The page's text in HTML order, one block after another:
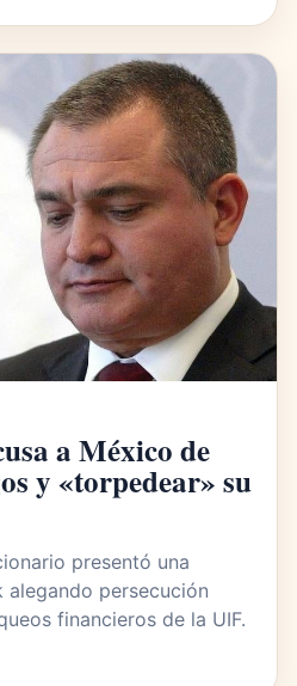
a México de
y «torpedear» su
presentó una
alegando persecución
financieros de la UIF.